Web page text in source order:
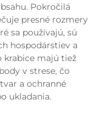
Pokročilá
presné rozmery
sa používajú, sú
hospodárstiev a
krabice majú tiež
v strese, čo
a ochranné
ukladania.